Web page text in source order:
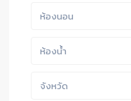
ห้องนอน
ห้องน้ำ
จังหวัด